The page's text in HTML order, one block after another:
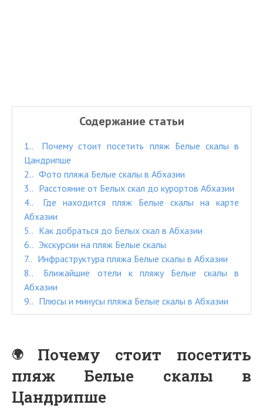
Содержание статьи
1.
Почему стоит посетить пляж Белые скалы в
Цандрипше
2.
Фото пляжа Белые скалы в Абхазии
3.
Расстояние от Белых скал до курортов Абхазии
4.
Где находится пляж Белые скалы на карте
Абхазии
5.
Как добраться до Белых скал в Абхазии
6.
Экскурсии на пляж Белые скалы
7.
Инфраструктура пляжа Белые скалы в Абхазии
8.
Ближайшие отели к пляжу Белые скалы в
Абхазии
9.
Плюсы и минусы пляжа Белые скалы в Абхазии
Почему стоит посетить
пляж Белые скалы в
Цандрипше